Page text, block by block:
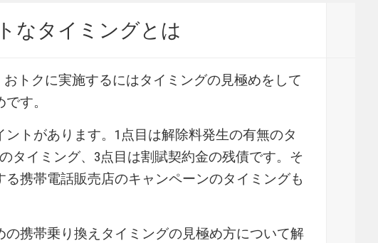
なタイミングとは
おトクに実施するにはタイミングの見極めをして
す。
トがあります。1点目は解除料発生の有無のタ
タイミング、3点目は割賦契約金の残債です。そ
る携帯電話販売店のキャンペーンのタイミングも
携帯乗り換えタイミングの見極め方について解